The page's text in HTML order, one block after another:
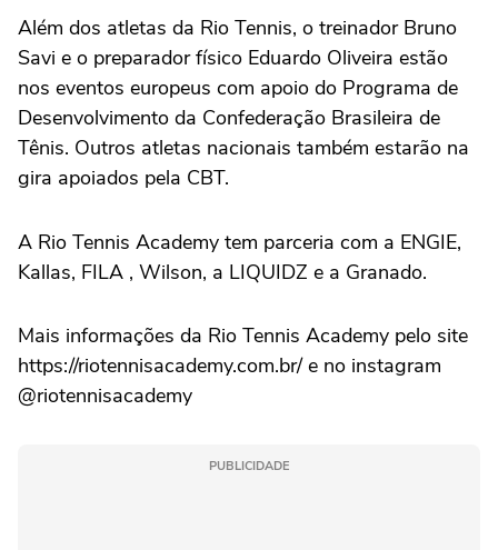
Além dos atletas da Rio Tennis, o treinador Bruno
Savi e o preparador físico Eduardo Oliveira estão
nos eventos europeus com apoio do Programa de
Desenvolvimento da Confederação Brasileira de
Tênis. Outros atletas nacionais também estarão na
gira apoiados pela CBT.
A Rio Tennis Academy tem parceria com a ENGIE,
Kallas, FILA , Wilson, a LIQUIDZ e a Granado.
Mais informações da Rio Tennis Academy pelo site
https://riotennisacademy.com.br/ e no instagram
@riotennisacademy
PUBLICIDADE